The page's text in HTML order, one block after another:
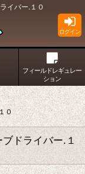
イバー.１０
ログイン
フィールドレギュレー
ション
０
ドライバー.１